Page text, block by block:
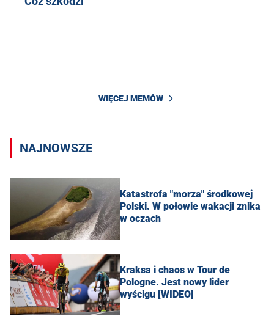
WIĘCEJ MEMÓW
NAJNOWSZE
Katastrofa "morza" środkowej
Polski. W połowie wakacji znika
w oczach
Kraksa i chaos w Tour de
Pologne. Jest nowy lider
wyścigu [WIDEO]